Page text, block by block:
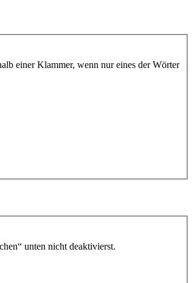
einer Klammer, wenn nur eines der Wörter
unten nicht deaktivierst.